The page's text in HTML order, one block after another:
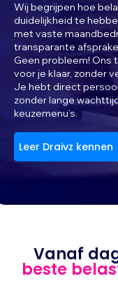
Wij begrijpen hoe
duidelijkheid te
met vaste
transparante
Geen probleem! Ons
voor je klaar, zonder
Je hebt direct
zonder lange
keuzemenu’s.
Leer Draivz kennen
Vanaf
beste